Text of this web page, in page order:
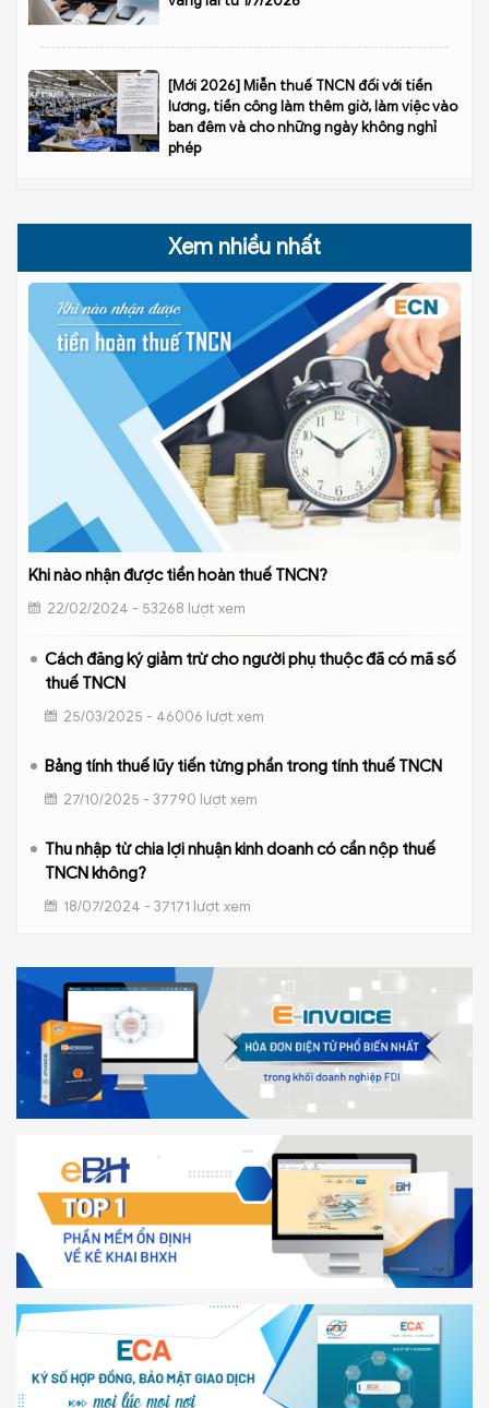
[Mới 2026] Miễn thuế TNCN đối với tiền
lương, tiền công làm thêm giờ, làm việc vào
ban đêm và cho những ngày không nghỉ
phép
Xem nhiều nhất
Khi nào nhận được tiền hoàn thuế TNCN?
22/02/2024 - 53268 lượt xem
Cách đăng ký giảm trừ cho người phụ thuộc đã có mã số
thuế TNCN
25/03/2025 - 46006 lượt xem
Bảng tính thuế lũy tiến từng phần trong tính thuế TNCN
27/10/2025 - 37790 lượt xem
Thu nhập từ chia lợi nhuận kinh doanh có cần nộp thuế
TNCN không?
18/07/2024 - 37171 lượt xem